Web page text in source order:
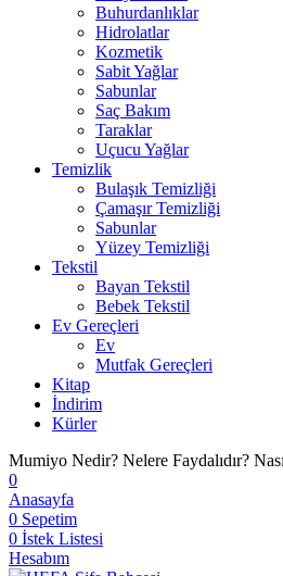
Buhurdanlıklar
Hidrolatlar
Kozmetik
Sabit Yağlar
Sabunlar
Saç Bakım
Taraklar
Uçucu Yağlar
Temizlik
Bulaşık Temizliği
Çamaşır Temizliği
Sabunlar
Yüzey Temizliği
Tekstil
Bayan Tekstil
Bebek Tekstil
Ev Gereçleri
Ev
Mutfak Gereçleri
Kitap
İndirim
Kürler
Mumiyo Nedir? Nelere Faydalıdır?
0
Anasayfa
0 Sepetim
0 İstek Listesi
Hesabım